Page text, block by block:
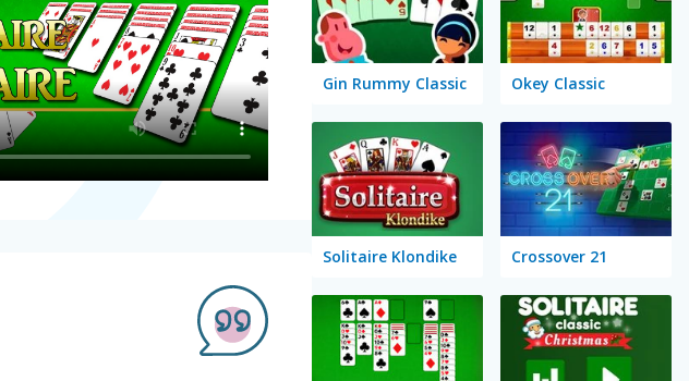
Gin Rummy Classic Okey Classic
Solitaire Klondike Crossover 21